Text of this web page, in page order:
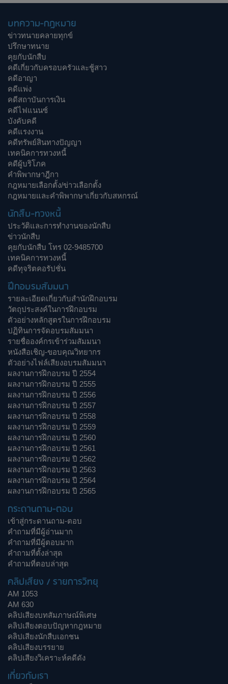
บทความ-กฎหมาย
ข่าวทนายคลายทุกข์
ปรึกษาทนาย
คุยกับนักสืบ
คดีเกี่ยวกับครอบครัวและชู้สาว
คดีอาญา
คดีแพ่ง
คดีสถาบันการเงิน
คดีไฟแนนซ์
บังคับคดี
คดีแรงงาน
คดีทรัพย์สินทางปัญญา
เทคนิคการทวงหนี้
คดีผู้บริโภค
คำพิพากษาฎีกา
กฎหมายเลือกตั้ง/ข่าวเลือกตั้ง
กฎหมายและคำพิพากษาเกี่ยวกับสหกรณ์
นักสืบ-ทวงหนี้
ประวัติและการทำงานของนักสืบ
ข่าวนักสืบ
คุยกับนักสืบ โทร 02-9485700
เทคนิคการทวงหนี้
คดีทุจริตคอรัปชั่น
ฝึกอบรมสัมมนา
รายละเอียดเกี่ยวกับสำนักฝึกอบรม
วัตถุประสงค์ในการฝึกอบรม
ตัวอย่างหลักสูตรในการฝึกอบรม
ปฏิทินการจัดอบรมสัมมนา
รายชื่อองค์กรเข้าร่วมสัมมนา
หนังสือเชิญ-ขอบคุณวิทยากร
ตัวอย่างไฟล์เสียงอบรมสัมมนา
ผลงานการฝึกอบรม ปี 2554
ผลงานการฝึกอบรม ปี 2555
ผลงานการฝึกอบรม ปี 2556
ผลงานการฝึกอบรม ปี 2557
ผลงานการฝึกอบรม ปี 2558
ผลงานการฝึกอบรม ปี 2559
ผลงานการฝึกอบรม ปี 2560
ผลงานการฝึกอบรม ปี 2561
ผลงานการฝึกอบรม ปี 2562
ผลงานการฝึกอบรม ปี 2563
ผลงานการฝึกอบรม ปี 2564
ผลงานการฝึกอบรม ปี 2565
กระดานถาม-ตอบ
เข้าสู่กระดานถาม-ตอบ
คำถามที่มีผู้อ่านมาก
คำถามที่มีผู้ตอบมาก
คำถามที่ตั้งล่าสุด
คำถามที่ตอบล่าสุด
คลิปเสียง / รายการวิทยุ
AM 1053
AM 630
คลิปเสียงบทสัมภาษณ์พิเศษ
คลิปเสียงตอบปัญหากฎหมาย
คลิปเสียงนักสืบเอกชน
คลิปเสียงบรรยาย
คลิปเสียงวิเคราะห์คดีดัง
เกี่ยวกับเรา